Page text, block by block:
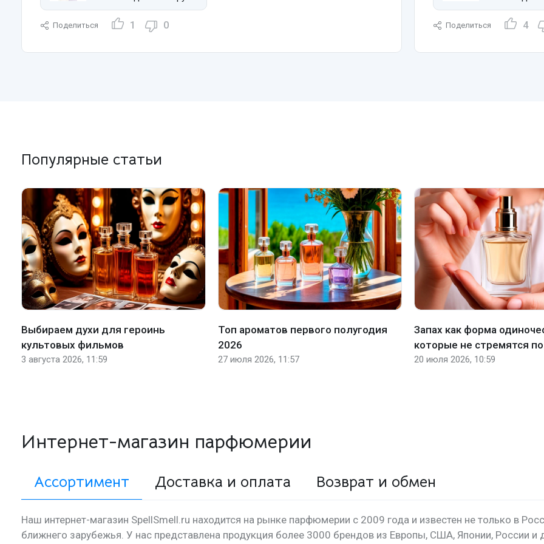
Поделиться 1 0 Поделиться 4
Популярные статьи
Выбираем духи для героинь
культовых фильмов
3 августа 2026, 11:59
Топ ароматов первого полугодия
2026
27 июля 2026, 11:57
Запах как форма
которые не стремятся
20 июля 2026, 10:59
Интернет-магазин парфюмерии
Ассортимент Доставка и оплата Возврат и обмен
Наш интернет-магазин SpellSmell.ru находится на рынке парфюмерии с 2009 года и известен не только в
ближнего зарубежья. У нас представлена продукция более 3000 брендов из Европы, США, Японии, России и